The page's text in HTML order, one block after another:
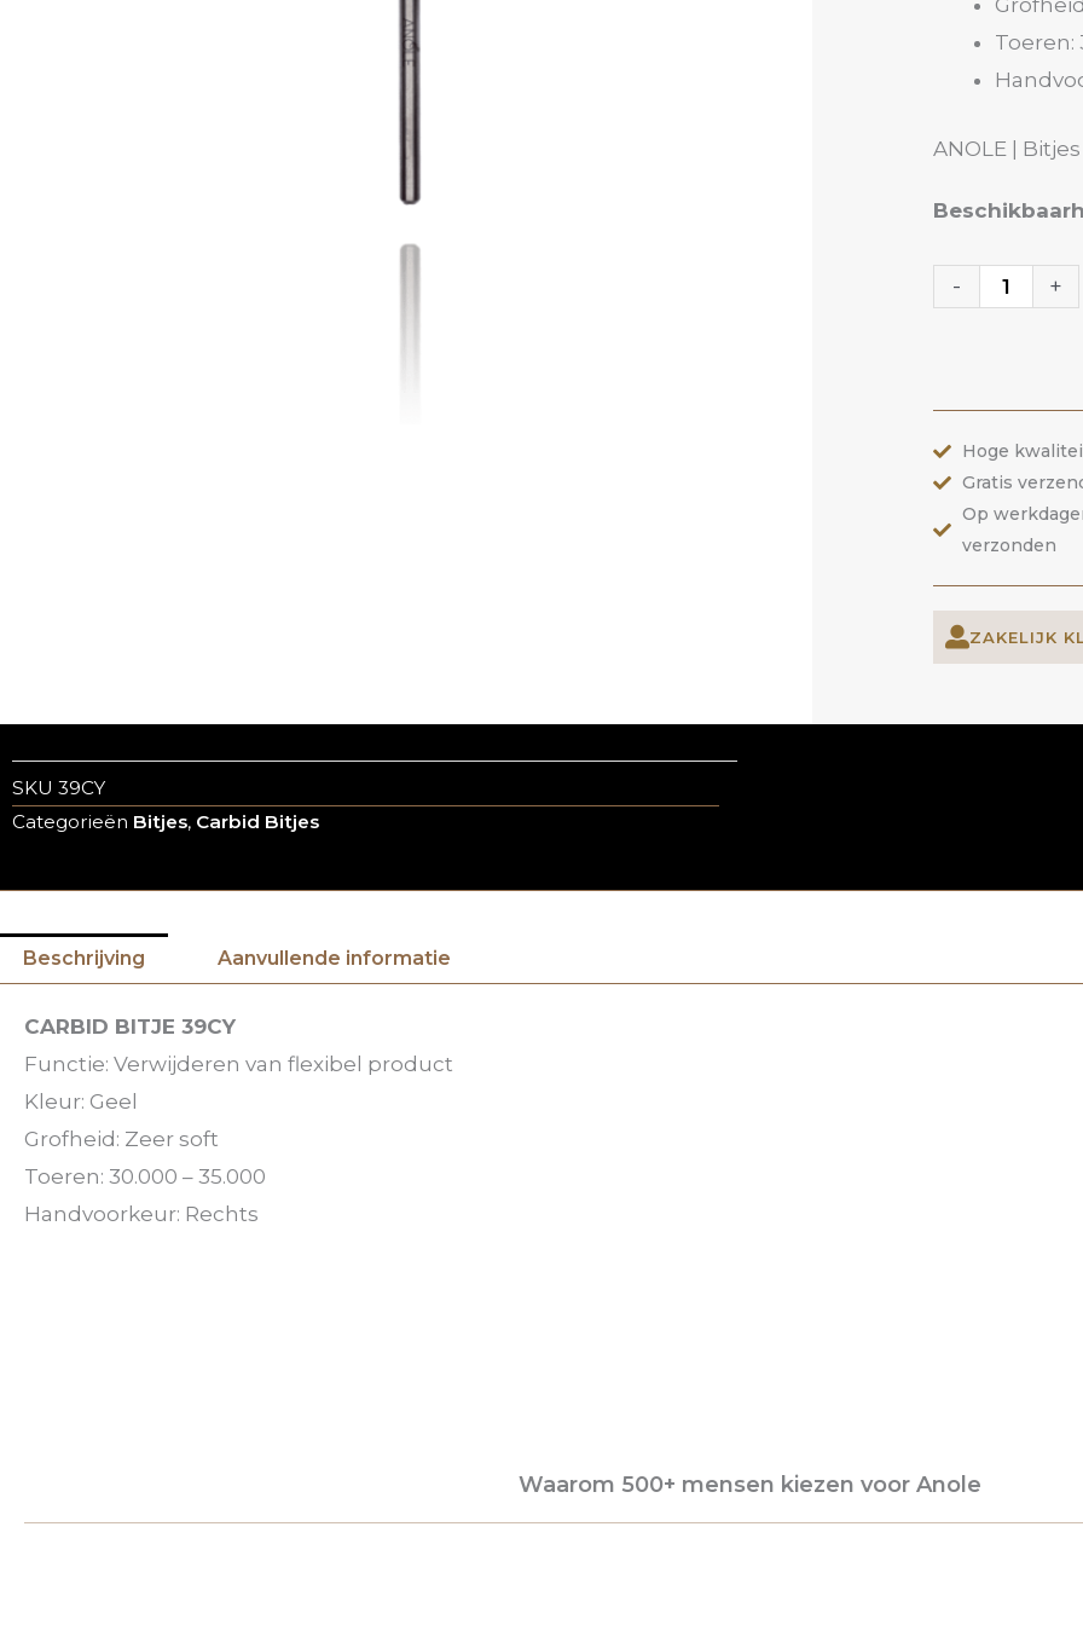
Toeren:
ANOLE |
-
Carbide
39CY
+
Hoge
Gratis
Op
verzonden
ZAKELIJK
SKU 39CY
Categorieën Bitjes, Carbid Bitjes
Beschrijving Aanvullende informatie
CARBID BITJE 39CY
Functie: Verwijderen van flexibel product
Kleur: Geel
Grofheid: Zeer soft
Toeren: 30.000 – 35.000
Handvoorkeur: Rechts
Waarom 500+ mensen kiezen voor Anole